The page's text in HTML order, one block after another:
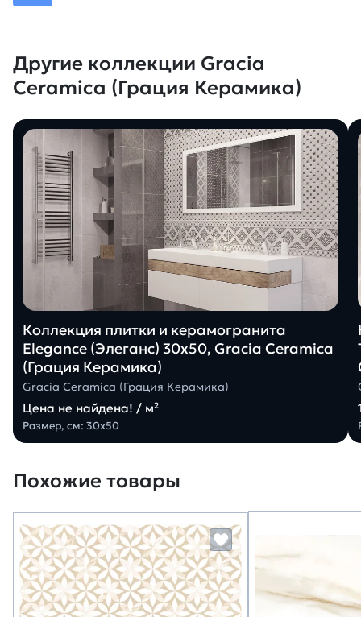
Другие коллекции Gracia
Ceramica (Грация Керамика)
Коллекция плитки и керамогранита
Elegance (Элеганс) 30х50, Gracia Ceramica
(Грация Керамика)
Gracia Ceramica (Грация Керамика)
Цена не найдена! / м²
Размер, см: 30х50
Похожие товары